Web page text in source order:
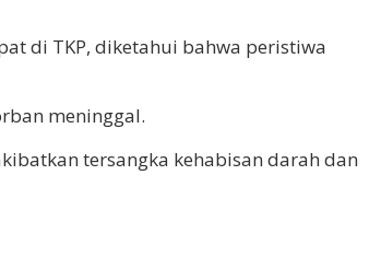
di TKP, diketahui bahwa peristiwa
meninggal.
tersangka kehabisan darah dan